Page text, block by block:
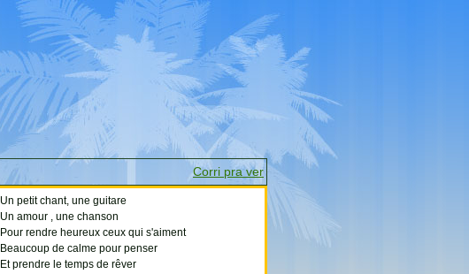
Corri pra ver
Un petit chant, une guitare
Un amour , une chanson
Pour rendre heureux ceux qui s'aiment
Beaucoup de calme pour penser
Et prendre le temps de rêver